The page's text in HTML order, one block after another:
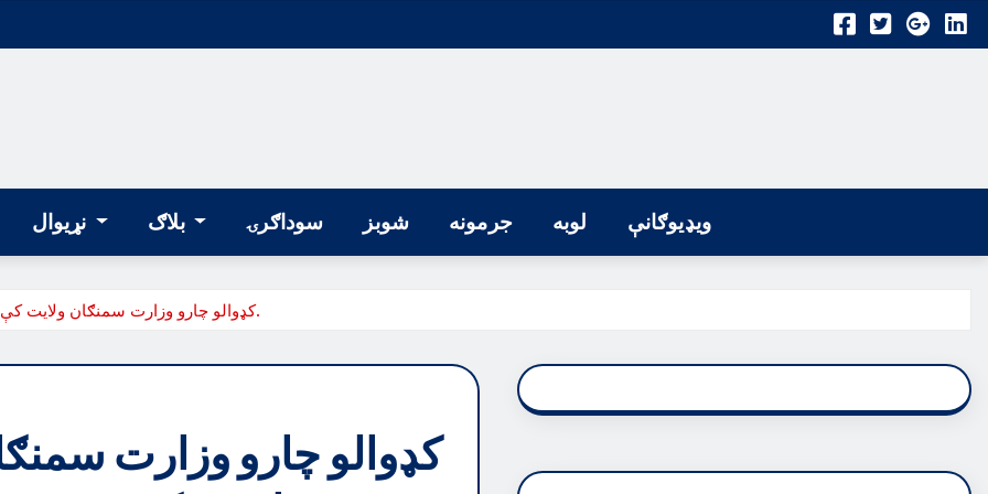
بلاګ سوداګرۍ شوبز جرمونه لوبه ویډیوګانې
کډوالو چارو وزارت سمنګان ولایت کې د نیږدې ۱۱۰۰ اړمنو کورنیو سره نغدي کومک ترسره کړی.